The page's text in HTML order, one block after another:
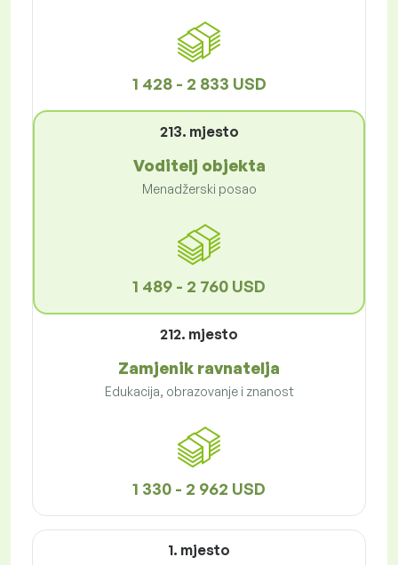
1 428 - 2 833 USD
213. mjesto
Voditelj objekta
Menadžerski posao
1 489 - 2 760 USD
212. mjesto
Zamjenik ravnatelja
Edukacija, obrazovanje i znanost
1 330 - 2 962 USD
1. mjesto